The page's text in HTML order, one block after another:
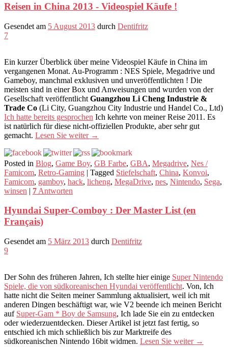
Reisen in China 2013 - Videospiel Käufe !
Gesendet am 5 August 2013 durch Dentifritz
7
Ein kurzer Überblick über meine Videospiel Käufe in China im
vergangenen Monat. Au-Programm : NES Spiele, Megadrive und
Gameboy, manchmal exklusiven und unveröffentlichten ! Die
meisten sind in einer Box und Anweisungen und wurden von der
Gesellschaft veröffentlicht Guangzhou Li Cheng Industrie &
Trade Co (Li City, Guangzhou City Industrie und Handel Co., Ltd)
Ich hatte bereits gesprochen Ich kehrte von meiner Reise 2011. Es
ist natürlich für diese nicht-offiziellen Produkte, aber sehr gut
gemacht. Lesen Sie weiter →
Posted in Blog, Game Boy, GB Farbe, GBA, Megadrive, Nes /
Famicom, Retro-Gaming | Tagged Stiefelschaft, China, Konvoi,
Famicom, gamboy, hack, licheng, MegaDrive, nes, Nintendo, Sega,
winsen | 7 Antworten
Hyundai Super-Comboy : Der Master List (en
Français)
Gesendet am 5 März 2013 durch Dentifritz
9
Der Sohn des früheren Jahren, Ich stellte hier einige Super Nintendo
Spiele, die von südkoreanischen Hyundai veröffentlicht. Von, Ich
hatte nicht die Seiten meiner Sammlung aktualisiert, weil ich mit
anderen Dingen beschäftigt war, wie V2 beende ich meinen Bericht
auf Super-Gam * Boy de Samsung, Ich lade Sie ein zu entdecken
oder wiederzuentdecken. Dieser Artikel ist jetzt fast fertig, so
entschied ich mich schließlich bis zur Marktreife des
südkoreanischen Nintendo 16bit widmen. Lesen Sie weiter →